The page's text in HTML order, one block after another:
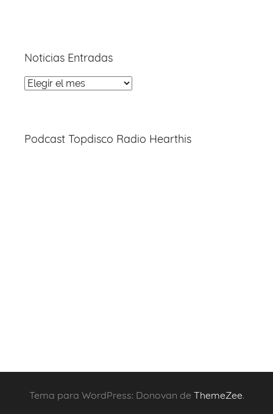
Noticias Entradas
Noticias
Podcast Topdisco Radio Hearthis
Tema para WordPress: Donovan de ThemeZee.